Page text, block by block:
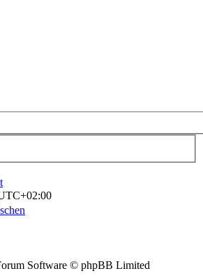
Software © phpBB Limited